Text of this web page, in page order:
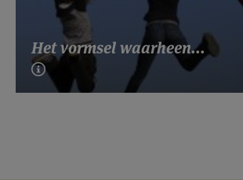
Het vormsel waarheen...